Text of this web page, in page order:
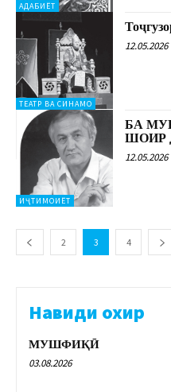
АДАБИЁТ
ТЕАТР ВА СИНАМО
12.05.2026
ИҶТИМОИЁТ
БА
ШОИР
12.05.2026
2 3 4
Навиди охир
МУШФИҚӢ
03.08.2026